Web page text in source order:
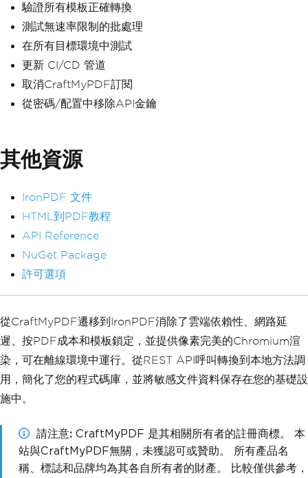
驗證所有模板正確轉換
測試無速率限制的批處理
在所有目標環境中測試
更新 CI/CD 管道
取消CraftMyPDF訂閱
從密碼/配置中移除API金鑰
其他資源
IronPDF 文件
HTML到PDF教程
API Reference
NuGet Package
許可選項
從CraftMyPDF遷移到IronPDF消除了雲端依賴性、網路延
遲、按PDF成本和模板鎖定，並提供像素完美的Chromium渲
染，可在離線環境中運行。從REST API呼叫轉換到本地方法調
用，簡化了您的程式碼庫，並將敏感文件資料保存在您的基礎設
施中。
請注意 CraftMyPDF 是其相關所有者的註冊商標。 本
站與CraftMyPDF無關，未獲認可或贊助。 所有產品名
稱、標誌和品牌均為其各自所有者的財產。 比較僅供參考，